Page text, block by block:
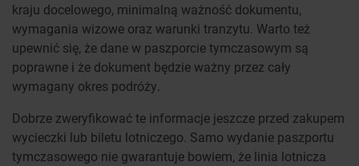
kraju docelowego, minimalną ważność dokumentu,
wymagania wizowe oraz warunki tranzytu. Warto też
upewnić się, że dane w paszporcie tymczasowym są
poprawne i że dokument będzie ważny przez cały
wymagany okres podróży.
Dobrze zweryfikować te informacje jeszcze przed zakupem
wycieczki lub biletu lotniczego. Samo wydanie paszportu
tymczasowego nie gwarantuje bowiem, że linia lotnicza